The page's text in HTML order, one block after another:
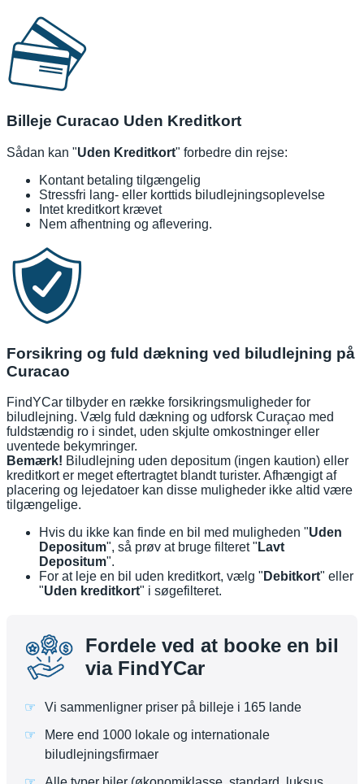
Billeje Curacao Uden Kreditkort
Sådan kan "Uden Kreditkort" forbedre din rejse:
Kontant betaling tilgængelig
Stressfri lang- eller korttids biludlejningsoplevelse
Intet kreditkort krævet
Nem afhentning og aflevering.
Forsikring og fuld dækning ved biludlejning på
Curacao
FindYCar tilbyder en række forsikringsmuligheder for
biludlejning. Vælg fuld dækning og udforsk Curaçao med
fuldstændig ro i sindet, uden skjulte omkostninger eller
uventede bekymringer.
Bemærk! Biludlejning uden depositum (ingen kaution) eller
kreditkort er meget eftertragtet blandt turister. Afhængigt af
placering og lejedatoer kan disse muligheder ikke altid være
tilgængelige.
Hvis du ikke kan finde en bil med muligheden "Uden
Depositum", så prøv at bruge filteret " Lavt
Depositum".
For at leje en bil uden kreditkort, vælg " Debitkort" eller
"Uden kreditkort" i søgefilteret.
Fordele ved at booke en bil
via FindYCar
Vi sammenligner priser på billeje i 165 lande
Mere end 1000 lokale og internationale
biludlejningsfirmaer